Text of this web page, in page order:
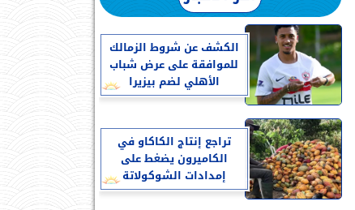
الكشف عن شروط الزمالك
للموافقة على عرض شباب
الأهلي لضم بيزيرا
تراجع إنتاج الكاكاو في
الكاميرون يضغط على
إمدادات الشوكولاتة